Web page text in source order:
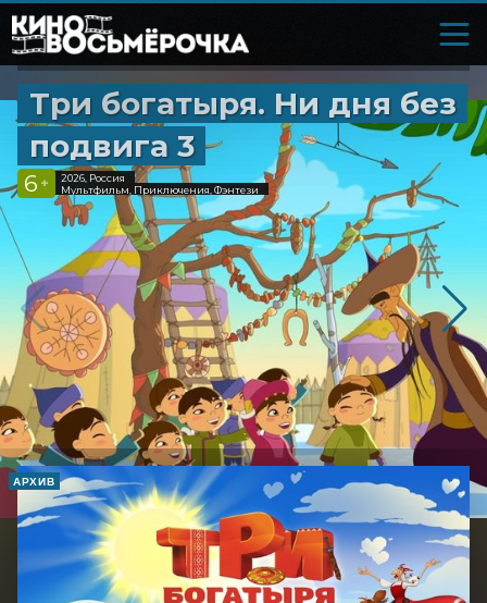
Три богатыря. Ни дня без
подвига 3
6 +
2026, Россия
Мультфильм, Приключения, Фэнтези
АРХИВ